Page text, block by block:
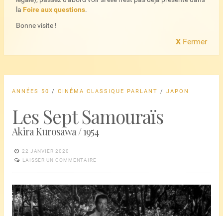
la Foire aux questions.
Bonne visite !
X Fermer
ANNÉES 50 / CINÉMA CLASSIQUE PARLANT / JAPON
Les Sept Samouraïs
Akira Kurosawa / 1954
22 JANVIER 2020
LAISSER UN COMMENTAIRE
Lecteur
vidéo